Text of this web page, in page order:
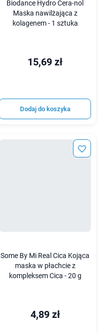
Biodance Hydro Cera-nol
Maska nawilżająca z
kolagenem - 1 sztuka
15,69 zł
Dodaj do koszyka
Some By Mi Real Cica Kojąca
maska w płachcie z
kompleksem Cica - 20 g
4,89 zł